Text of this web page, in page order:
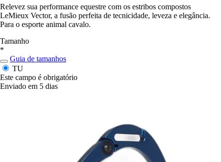
Relevez sua performance equestre com os estribos compostos
LeMieux Vector, a fusão perfeita de tecnicidade, leveza e elegância.
Para o esporte animal cavalo.
Tamanho
*
Guia de tamanhos
TU
Este campo é obrigatório
Enviado em 5 dias